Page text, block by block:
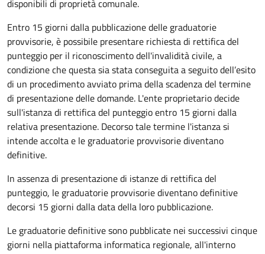
disponibili di proprietà comunale.
Entro 15 giorni dalla pubblicazione delle graduatorie
provvisorie, è possibile presentare richiesta di rettifica del
punteggio per il riconoscimento dell'invalidità civile, a
condizione che questa sia stata conseguita a seguito dell’esito
di un procedimento avviato prima della scadenza del termine
di presentazione delle domande. L'ente proprietario decide
sull'istanza di rettifica del punteggio entro 15 giorni dalla
relativa presentazione. Decorso tale termine l'istanza si
intende accolta e le graduatorie provvisorie diventano
definitive.
In assenza di presentazione di istanze di rettifica del
punteggio, le graduatorie provvisorie diventano definitive
decorsi 15 giorni dalla data della loro pubblicazione.
Le graduatorie definitive sono pubblicate nei successivi cinque
giorni nella piattaforma informatica regionale, all'interno